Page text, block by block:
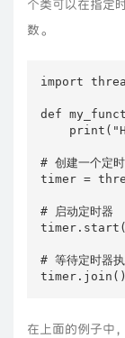
个类可以在指定
数。
import
def
# 创建一个定
timer =
# 启动定时器
# 等待定时器
timer.join()
在上面的例子中